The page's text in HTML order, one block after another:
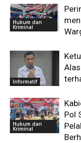
Hukum dan
Kriminal
Informatif
Hukum dan
Kriminal
Pol